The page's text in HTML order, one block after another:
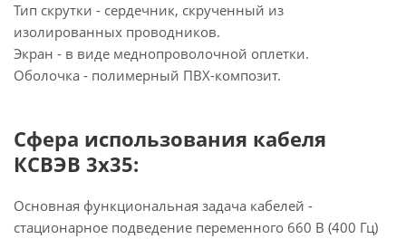
Тип скрутки - сердечник, скрученный из
изолированных проводников.
Экран - в виде меднопроволочной оплетки.
Оболочка - полимерный ПВХ-композит.
Сфера использования кабеля
КСВЭВ 3х35:
Основная функциональная задача кабелей -
стационарное подведение переменного 660 В (400 Гц)